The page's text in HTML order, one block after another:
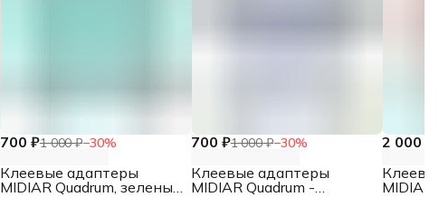
700 ₽1 000 ₽−30%
Клеевые адаптеры
MIDIAR Quadrum, зеленые,
700 ₽1 000 ₽−30%
Клеевые адаптеры
MIDIAR Quadrum -
2 000 ₽
MIDIAR